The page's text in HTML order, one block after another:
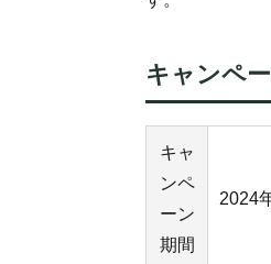
キャンペ
キャ
ンペ
ーン
期間
2024